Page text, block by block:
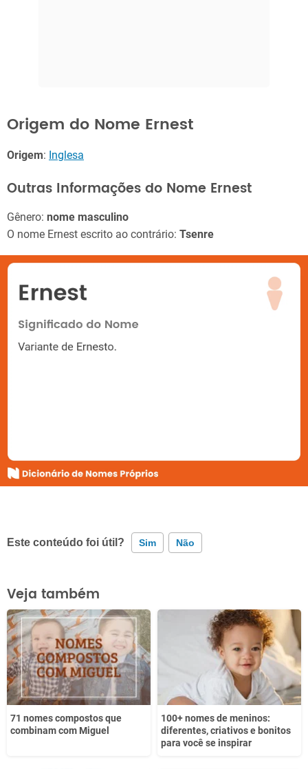
Origem do Nome Ernest
Origem: Inglesa
Outras Informações do Nome Ernest
Gênero: nome masculino
O nome Ernest escrito ao contrário: Tsenre
Este conteúdo foi útil? Sim Não
Este conteúdo contém informação incorreta
Este conteúdo não tem a informação que procuro
Outro
Veja também
71 nomes compostos que
combinam com Miguel
100+ nomes de meninos:
diferentes, criativos e bonitos
para você se inspirar